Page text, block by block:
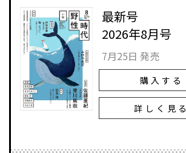
最新号
2026年8月号
7月25日 発売
購入する
詳しく見る